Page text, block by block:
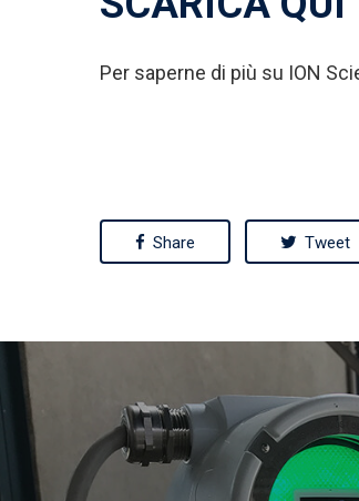
Per saperne di più su ION
Share Tweet